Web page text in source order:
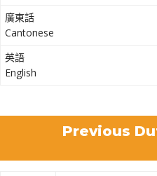
廣東話
Cantonese
英語
English
Previous